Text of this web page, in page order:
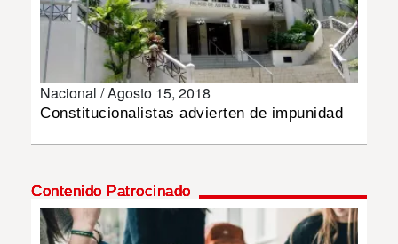
INSÓLITAS
MULTIMEDIA
IMPRESO
Nacional /Agosto 15, 2018
Constitucionalistas advierten de impunidad
Contenido Patrocinado